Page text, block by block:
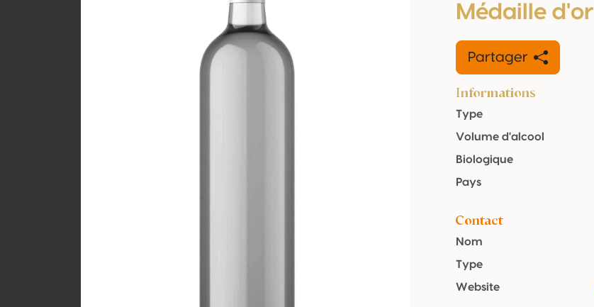
Médaille d'or
Partager
Informations
Type
Volume d'alcool
Biologique
Pays
Contact
Nom
Type
Website